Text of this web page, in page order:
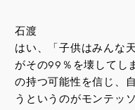
石渡
はい、「子供はみんな
がその99％を壊してし
の持つ可能性を信じ、
うというのがモンテッ